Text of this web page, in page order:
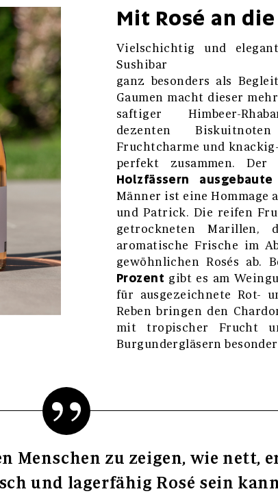
Mit Rosé an
Vielschichtig und
Sushibar
ganz besonders als
Gaumen macht dieser
saftiger Himbeer-
dezenten
Fruchtcharme und
perfekt zusammen. Der
Holzfässern ausgebaute
Männer ist eine Hommage
und Patrick. Die reifen
getrockneten
aromatische Frische im
gewöhnlichen Rosés ab.
Prozent gibt es am
für ausgezeichnete Rot-
Reben bringen den
mit tropischer Frucht
Burgundergläsern
Menschen zu zeigen, wie nett,
und lagerfähig Rosé sein